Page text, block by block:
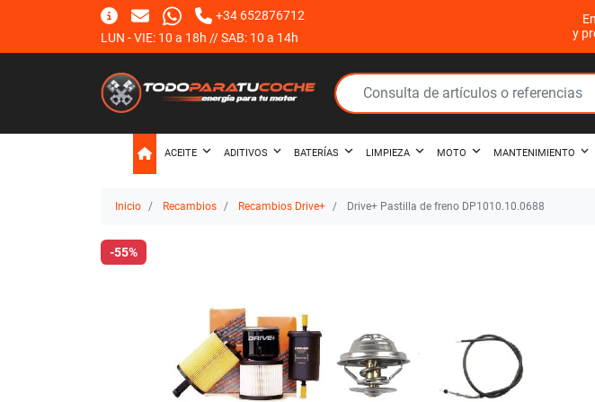
+34 652876712
LUN - VIE: 10 a 18h // SAB: 10 a 14h
y
ACEITE ADITIVOS BATERÍAS LIMPIEZA MOTO MANTENIMIENTO
Inicio Recambios Recambios Drive+ Drive+ Pastilla de freno DP1010.10.0688
-55%